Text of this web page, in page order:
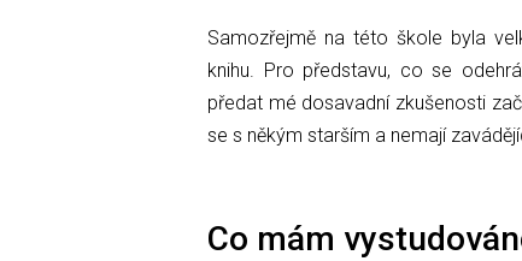
Samozřejmě na této škole byla
knihu. Pro představu, co se
předat mé dosavadní zkušenosti
se s někým starším a nemají
Co mám